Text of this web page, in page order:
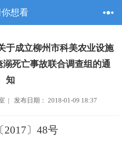
想看
于成立柳州市科美农业设施
溺死亡事故联合调查组的通
知
| 发布日期： 2018-01-09 18:37
〔2017〕 48号